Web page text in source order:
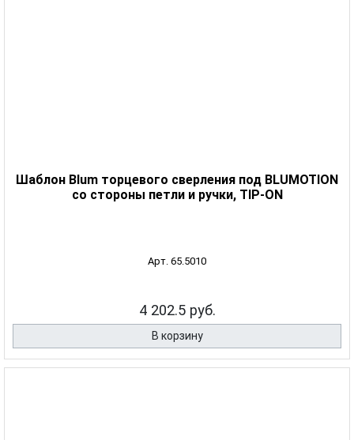
Шаблон Blum торцевого сверления под BLUMOTION
со стороны петли и ручки, TIP-ON
Арт. 65.5010
4 202.5 руб.
В корзину